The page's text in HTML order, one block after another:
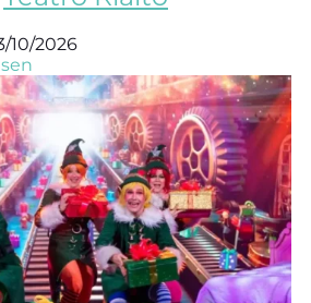
10/2026